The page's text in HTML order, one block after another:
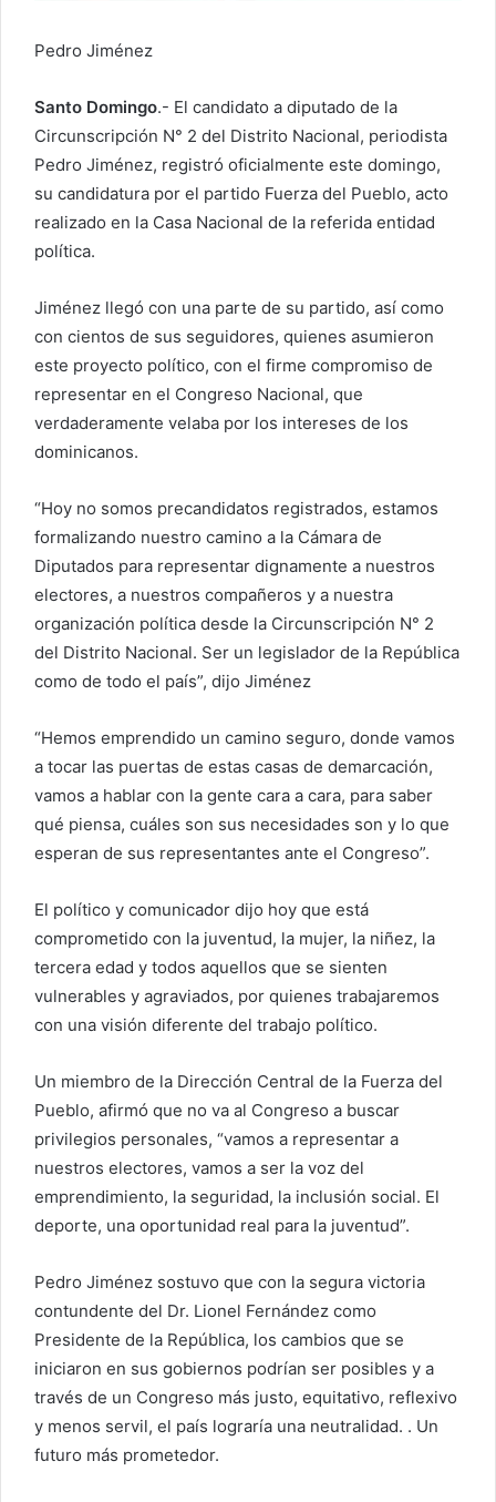
ó
i
Pedro Jiménez
Santo Domingo.- El candidato a diputado de la
Circunscripción N° 2 del Distrito Nacional, periodista
Pedro Jiménez, registró oficialmente este domingo,
su candidatura por el partido Fuerza del Pueblo, acto
realizado en la Casa Nacional de la referida entidad
política.
Jiménez llegó con una parte de su partido, así como
con cientos de sus seguidores, quienes asumieron
este proyecto político, con el firme compromiso de
representar en el Congreso Nacional, que
verdaderamente velaba por los intereses de los
dominicanos.
“Hoy no somos precandidatos registrados, estamos
formalizando nuestro camino a la Cámara de
Diputados para representar dignamente a nuestros
electores, a nuestros compañeros y a nuestra
organización política desde la Circunscripción N° 2
del Distrito Nacional. Ser un legislador de la República
como de todo el país”, dijo Jiménez
“Hemos emprendido un camino seguro, donde vamos
a tocar las puertas de estas casas de demarcación,
vamos a hablar con la gente cara a cara, para saber
qué piensa, cuáles son sus necesidades son y lo que
esperan de sus representantes ante el Congreso”.
El político y comunicador dijo hoy que está
comprometido con la juventud, la mujer, la niñez, la
tercera edad y todos aquellos que se sienten
vulnerables y agraviados, por quienes trabajaremos
con una visión diferente del trabajo político.
Un miembro de la Dirección Central de la Fuerza del
Pueblo, afirmó que no va al Congreso a buscar
privilegios personales, “vamos a representar a
nuestros electores, vamos a ser la voz del
emprendimiento, la seguridad, la inclusión social. El
deporte, una oportunidad real para la juventud”.
Pedro Jiménez sostuvo que con la segura victoria
contundente del Dr. Lionel Fernández como
Presidente de la República, los cambios que se
iniciaron en sus gobiernos podrían ser posibles y a
través de un Congreso más justo, equitativo, reflexivo
y menos servil, el país lograría una neutralidad. . Un
futuro más prometedor.